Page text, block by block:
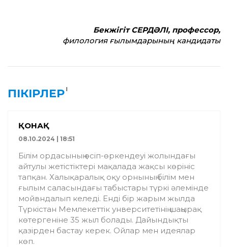
Бекжігіт СЕРДӘЛІ, профессор,
филология ғылымдарының кандидаты
ПІКІРЛЕР1
ҚОНАҚ
08.10.2024 | 18:51
Білім ордасының өсіп-өркендеуі жолындағы
айтулы жетістіктері мақалада жақсы көрініс
тапқан. Халықаралық оқу орнының білім мен
ғылым саласындағы табыстары түркі әлемінде
мойвндалып келеді. Енді бір жарым жылда
Түркістан Мемлекеттік унверситетінің шаңырақ
көтергеніне 35 жыл болады. Дайындықты
қазірден бастау керек. Ойлар мен идеялар
көп.